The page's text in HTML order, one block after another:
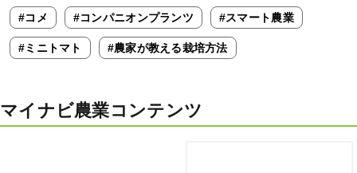
#コメ #コンパニオンプランツ #スマート農業
#ミニトマト #農家が教える栽培方法
マイナビ農業コンテンツ